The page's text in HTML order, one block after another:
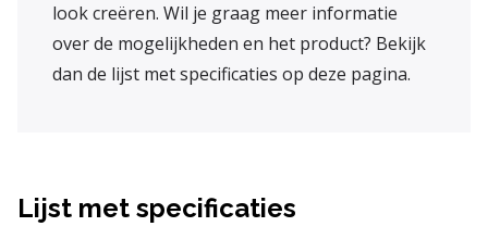
look creëren. Wil je graag meer informatie
over de mogelijkheden en het product? Bekijk
dan de lijst met specificaties op deze pagina.
Lijst met specificaties